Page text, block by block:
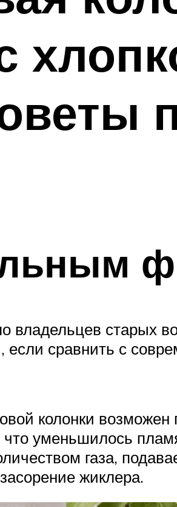
старых
сравнить с
колонки
что уменьшилось
газа,
жиклера.